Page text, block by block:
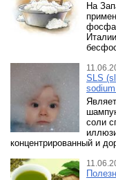
На
SLS
соли
концентрированный и